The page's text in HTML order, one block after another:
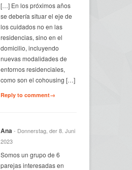
[…] En los próximos años
se debería situar el eje de
los cuidados no en las
residencias, sino en el
domicilio, incluyendo
nuevas modalidades de
entornos residenciales,
como son el cohousing […]
Reply to comment→
Ana- Donnerstag, der 8. Juni
2023
Somos un grupo de 6
parejas interesadas en